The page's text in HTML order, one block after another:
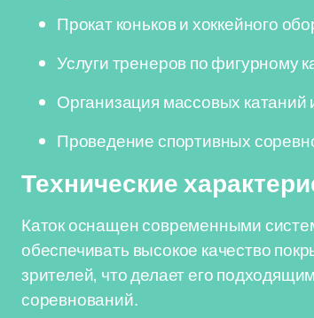
Прокат коньков и хоккейного
Услуги тренеров по фигурному
Организация массовых
Проведение спортивных
Технические
Каток оснащен современными
обеспечивать высокое качество
зрителей, что делает его
соревнований.